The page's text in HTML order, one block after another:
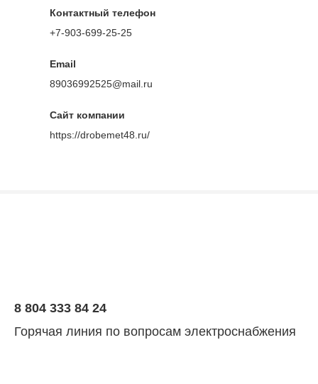
Контактный телефон
+7-903-699-25-25
Email
89036992525@mail.ru
Сайт компании
https://drobemet48.ru/
8 804 333 84 24
Горячая линия по вопросам электроснабжения